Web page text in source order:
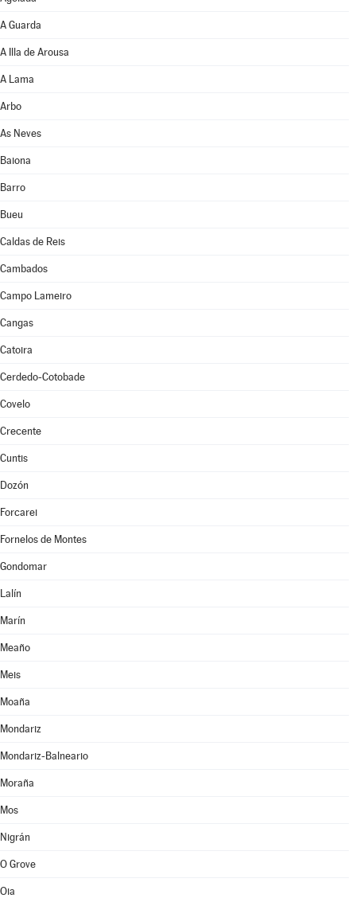
A Guarda
A Illa de Arousa
A Lama
Arbo
As Neves
Baiona
Barro
Bueu
Caldas de Reis
Cambados
Campo Lameiro
Cangas
Catoira
Cerdedo-Cotobade
Covelo
Crecente
Cuntis
Dozón
Forcarei
Fornelos de Montes
Gondomar
Lalín
Marín
Meaño
Meis
Moaña
Mondariz
Mondariz-Balneario
Moraña
Mos
Nigrán
O Grove
Oia